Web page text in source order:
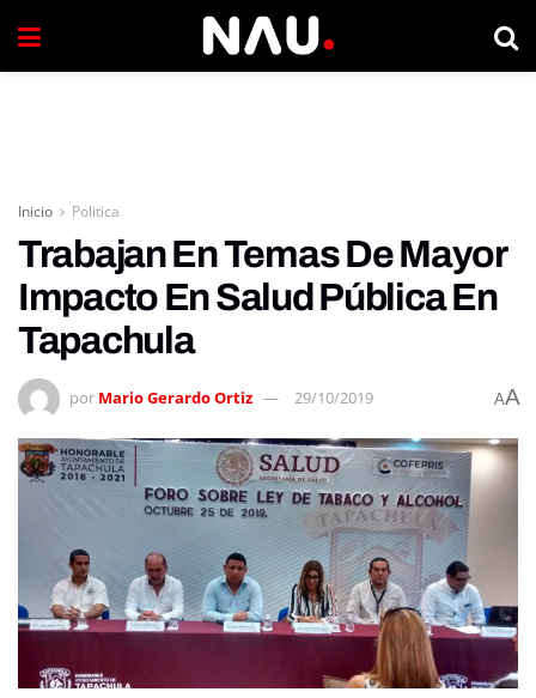
Inicio Politica
Trabajan En Temas De Mayor
Impacto En Salud Pública En
Tapachula
por Mario Gerardo Ortiz 29/10/2019 AA